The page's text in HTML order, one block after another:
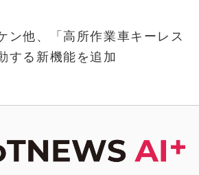
ン他、「高所作業車キーレス
する新機能を追加